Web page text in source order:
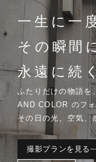
一生に一
その瞬間
永遠に続
ふたりだけの物語を
AND COLOR のフ
その日の光、空気、
撮影プランを見る